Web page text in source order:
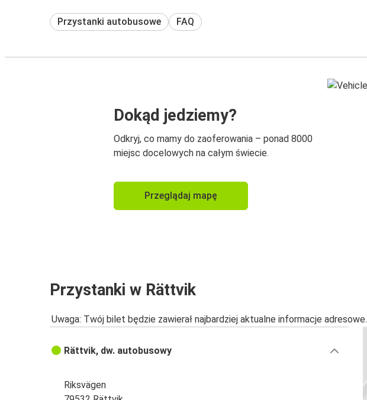
Przystanki autobusowe FAQ
Dokąd jedziemy?
Odkryj, co mamy do zaoferowania – ponad 8000
miejsc docelowych na całym świecie.
Przeglądaj mapę
Przystanki w Rättvik
Uwaga: Twój bilet będzie zawierał najbardziej aktualne informacje adresowe.
Rättvik, dw. autobusowy
Riksvägen